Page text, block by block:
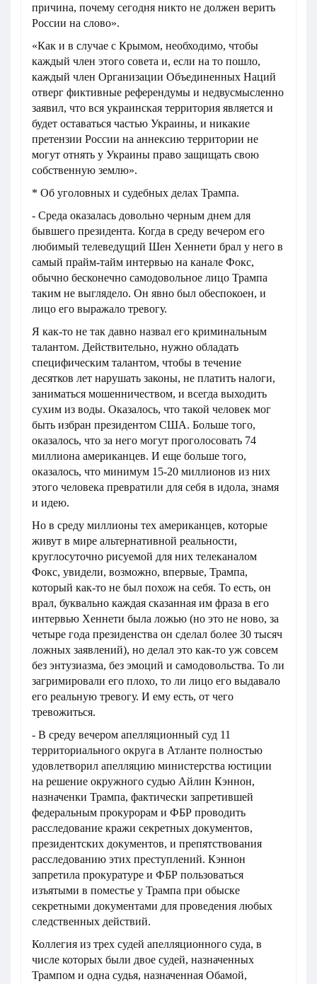
причина, почему сегодня никто не должен верить
России на слово».
«Как и в случае с Крымом, необходимо, чтобы
каждый член этого совета и, если на то пошло,
каждый член Организации Объединенных Наций
отверг фиктивные референдумы и недвусмысленно
заявил, что вся украинская территория является и
будет оставаться частью Украины, и никакие
претензии России на аннексию территории не
могут отнять у Украины право защищать свою
собственную землю».
* Об уголовных и судебных делах Трампа.
- Среда оказалась довольно черным днем для
бывшего президента. Когда в среду вечером его
любимый телеведущий Шен Хеннети брал у него в
самый прайм-тайм интервью на канале Фокс,
обычно бесконечно самодовольное лицо Трампа
таким не выглядело. Он явно был обеспокоен, и
лицо его выражало тревогу.
Я как-то не так давно назвал его криминальным
талантом. Действительно, нужно обладать
специфическим талантом, чтобы в течение
десятков лет нарушать законы, не платить налоги,
заниматься мошенничеством, и всегда выходить
сухим из воды. Оказалось, что такой человек мог
быть избран президентом США. Больше того,
оказалось, что за него могут проголосовать 74
миллиона американцев. И еще больше того,
оказалось, что минимум 15-20 миллионов из них
этого человека превратили для себя в идола, знамя
и идею.
Но в среду миллионы тех американцев, которые
живут в мире альтернативной реальности,
круглосуточно рисуемой для них телеканалом
Фокс, увидели, возможно, впервые, Трампа,
который как-то не был похож на себя. То есть, он
врал, буквально каждая сказанная им фраза в его
интервью Хеннети была ложью (но это не ново, за
четыре года президенства он сделал более 30 тысяч
ложных заявлений), но делал это как-то уж совсем
без энтузиазма, без эмоций и самодовольства. То ли
загримировали его плохо, то ли лицо его выдавало
его реальную тревогу. И ему есть, от чего
тревожиться.
- В среду вечером апелляционный суд 11
территориального округа в Атланте полностью
удовлетворил апелляцию министерства юстиции
на решение окружного судью Айлин Кэннон,
назначенки Трампа, фактически запретившей
федеральным прокурорам и ФБР проводить
расследование кражи секретных документов,
президентских документов, и препятствования
расследованию этих преступлений. Кэннон
запретила прокуратуре и ФБР пользоваться
изъятыми в поместье у Трампа при обыске
секретными документами для проведения любых
следственных действий.
Коллегия из трех судей апелляционного суда, в
числе которых были двое судей, назначенных
Трампом и одна судья, назначенная Обамой,